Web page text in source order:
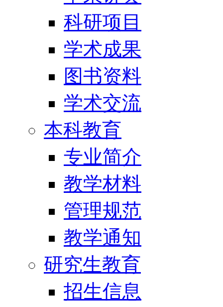
科研项目
学术成果
图书资料
学术交流
本科教育
专业简介
教学材料
管理规范
教学通知
研究生教育
招生信息